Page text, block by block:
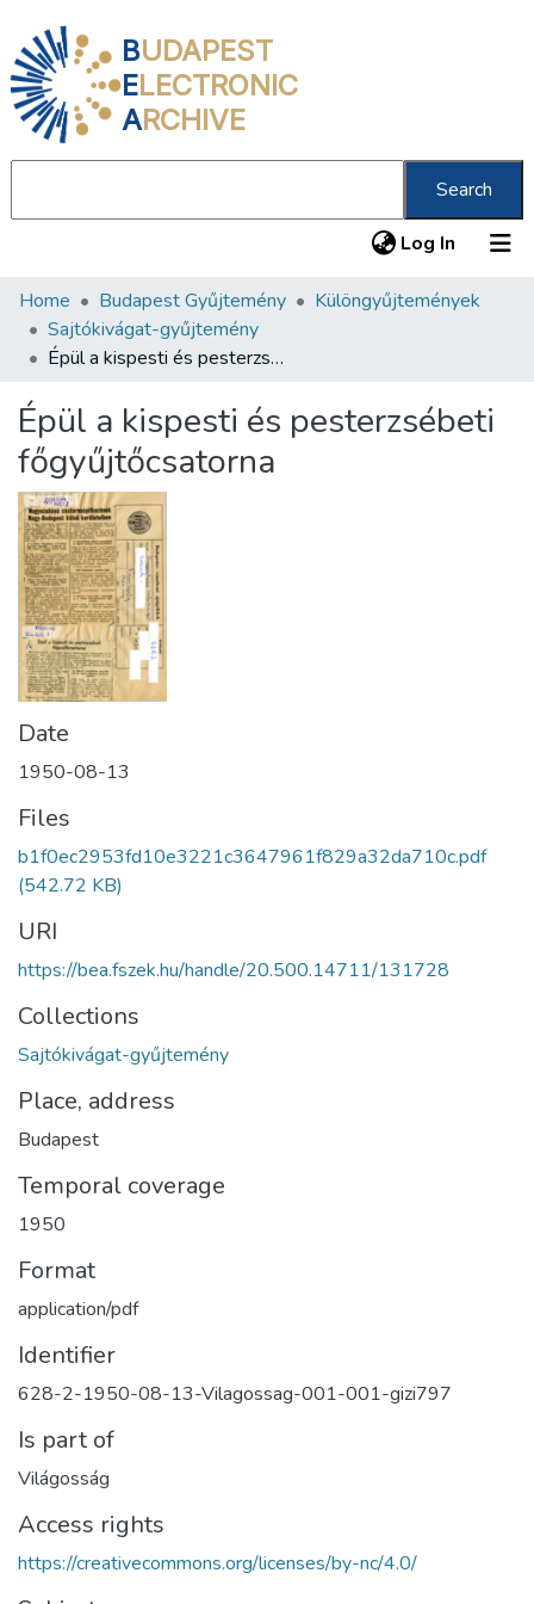
BUDAPEST
ELECTRONIC
ARCHIVE
Search
Log In (current)
Communities & Collections
All of DSpace
Statistics
About us
Home Budapest Gyűjtemény
Különgyűjtemények
Sajtókivágat-gyűjtemény
Épül a kispesti és pesterzsébeti főgyűjtőcsatorna
Épül a kispesti és pesterzsébeti
főgyűjtőcsatorna
Date
1950-08-13
Files
b1f0ec2953fd10e3221c3647961f829a32da710c.pdf
(542.72 KB)
URI
https://bea.fszek.hu/handle/20.500.14711/131728
Collections
Sajtókivágat-gyűjtemény
Place, address
Budapest
Temporal coverage
1950
Format
application/pdf
Identifier
628-2-1950-08-13-Vilagossag-001-001-gizi797
Is part of
Világosság
Access rights
https://creativecommons.org/licenses/by-nc/4.0/